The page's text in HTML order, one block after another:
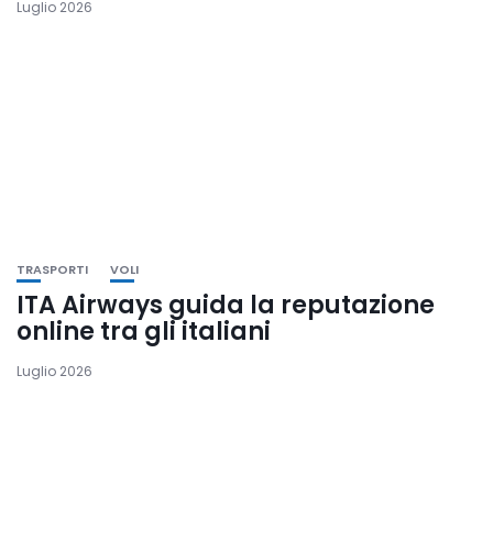
Luglio 2026
TRASPORTI VOLI
ITA Airways guida la reputazione
online tra gli italiani
Luglio 2026